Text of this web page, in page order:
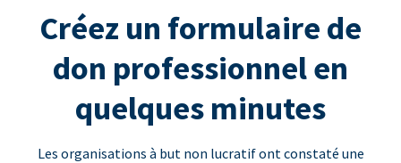
Créez un formulaire de
don professionnel en
quelques minutes
Les organisations à but non lucratif ont constaté une